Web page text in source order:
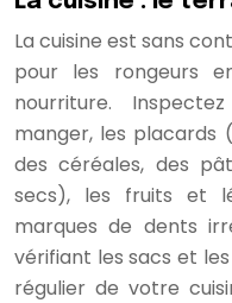
La cuisine est sans
pour les rongeurs
nourriture.
manger, les placards
des céréales, des
secs), les fruits et
marques de dents
vérifiant les sacs et
régulier de votre